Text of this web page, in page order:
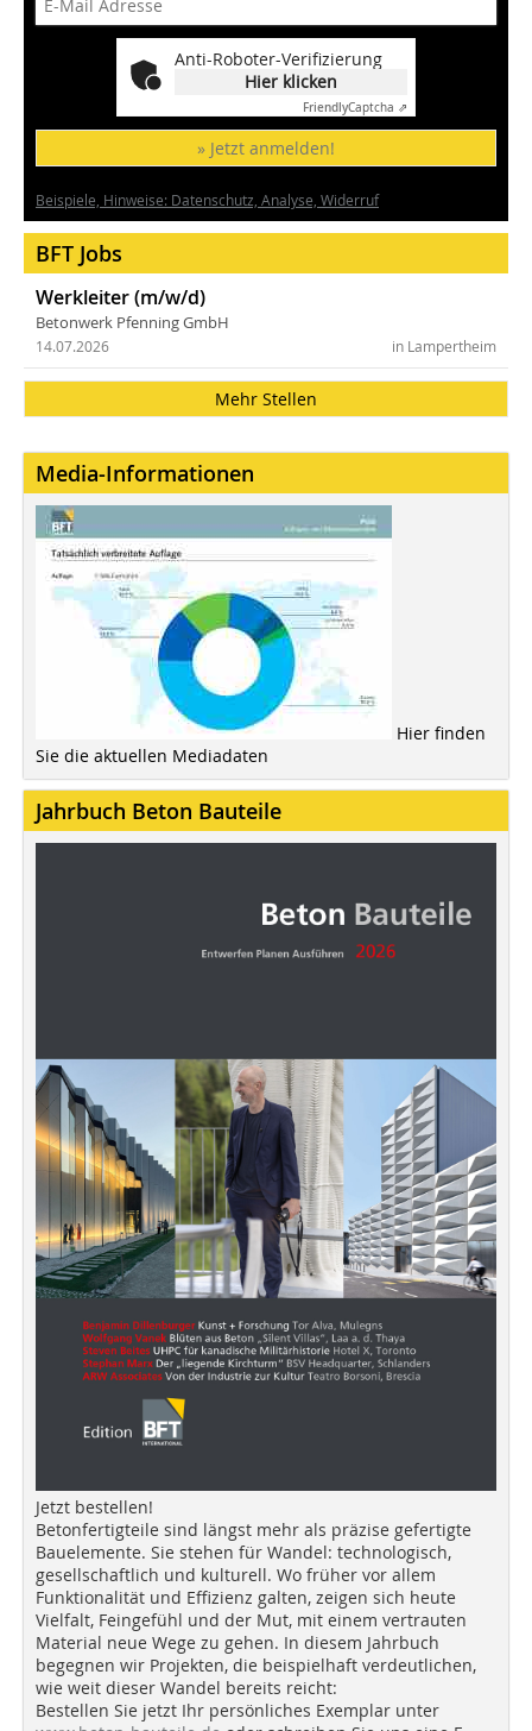
Anti-Roboter-Verifizierung
Hier klicken
FriendlyCaptcha ⇗
» Jetzt anmelden!
Beispiele, Hinweise: Datenschutz, Analyse, Widerruf
BFT Jobs
Werkleiter (m/w/d)
Betonwerk Pfenning GmbH
in Lampertheim
14.07.2026
Mehr Stellen
Media-Informationen
Hier finden
Sie die aktuellen Mediadaten
Jahrbuch Beton Bauteile
Jetzt bestellen!
Betonfertigteile sind längst mehr als präzise gefertigte
Bauelemente. Sie stehen für Wandel: technologisch,
gesellschaftlich und kulturell. Wo früher vor allem
Funktionalität und Effizienz galten, zeigen sich heute
Vielfalt, Feingefühl und der Mut, mit einem vertrauten
Material neue Wege zu gehen. In diesem Jahrbuch
begegnen wir Projekten, die beispielhaft verdeutlichen,
wie weit dieser Wandel bereits reicht:
Bestellen Sie jetzt Ihr persönliches Exemplar unter